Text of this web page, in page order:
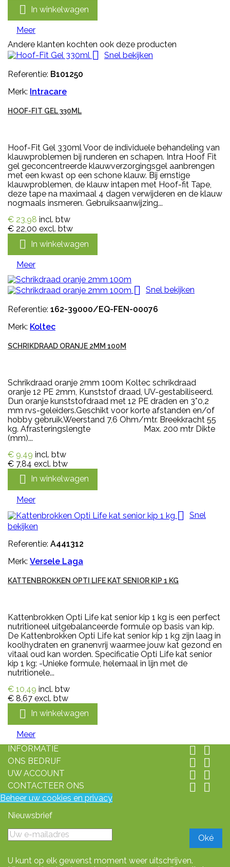
 In winkelwagen
Meer
Andere klanten kochten ook deze producten

Snel bekijken
Referentie: B101250
Merk: Intracare
HOOF-FIT GEL 330ML
Hoof-Fit Gel 330ml Voor de individuele behandeling van
klauwproblemen bij runderen en schapen. Intra Hoof Fit
gel geconcentreerde klauwverzorgingsgel aanbrengen
met een kwast op een schone klauw. Bij ernstige
klauwproblemen, de klauw intapen met Hoof-fit Tape,
deze tape na maximaal 4 dagen verwijderen en de klauw
nogmaals insmeren. Gebruiksaanwijzing...
€ 23,98 incl. btw
€ 22,00 excl. btw
 In winkelwagen
Meer

Snel bekijken
Referentie: 162-39000/EQ-FEN-00076
Merk: Koltec
SCHRIKDRAAD ORANJE 2MM 100M
Schrikdraad oranje 2mm 100m Koltec schrikdraad
oranje 12 PE 2mm, Kunststof draad, UV-gestabiliseerd.
Dun oranje kunststofdraad met 12 PE draden en 3*0,2
mm rvs-geleiders.Geschikt voor korte afstanden en/of
hobby gebruik.Weerstand 7,6 Ohm/mtr. Breekkracht 55
kg. Afrasteringslengte Max. 200 mtr Dikte
(mm)...
€ 9,49 incl. btw
€ 7,84 excl. btw
 In winkelwagen
Meer

Snel
bekijken
Referentie: A441312
Merk: Versele Laga
KATTENBROKKEN OPTI LIFE KAT SENIOR KIP 1 KG
Kattenbrokken Opti Life kat senior kip 1 kg is een perfect
nutritioneel uitgebalanceerde formule op basis van kip.
De Kattenbrokken Opti Life kat senior kip 1 kg zijn laag in
koolhydraten en granenvrij waarmee jouw kat gezond en
vitaal oud kan worden. Specificatie Opti Life kat senior
kip 1 kg: -Unieke formule, helemaal in lijn met de
nutritionele...
€ 10,49 incl. btw
€ 8,67 excl. btw
 In winkelwagen
Meer
INFORMATIE
 
ONS BEDRIJF  
UW ACCOUNT  
CONTACTEER ONS  
Beheer uw cookies en privacy
Nieuwsbrief
U kunt op elk gewenst moment weer uitschrijven.